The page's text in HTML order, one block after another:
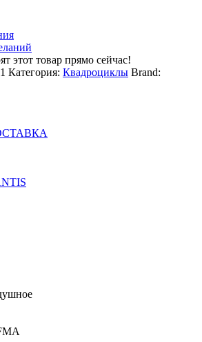
этот товар прямо сейчас!
Категория: Квадроциклы Brand: